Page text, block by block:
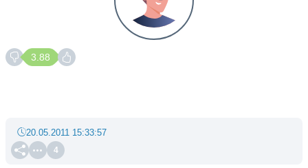
3.88
4
20.05.2011 15:33:57